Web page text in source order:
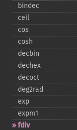
bindec
ceil
cos
cosh
decbin
dechex
decoct
deg2rad
exp
expm1
fdiv